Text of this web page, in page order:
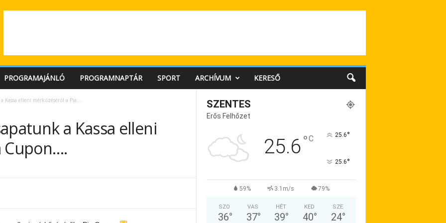
PROGRAMAJÁNLÓ PROGRAMNAPTÁR SPORT ARCHÍVUM KERESŐ
Kassa elleni mérkőzéséről a Pia...
a Kassa elleni
Cupon….
SZENTES
Erős Felhőzet
25.6°C 25.6°
25.6°
59% 3.1m/s 79%
SZO
36°
VAS
37°
HÉT
39°
KED
40°
SZE
24°